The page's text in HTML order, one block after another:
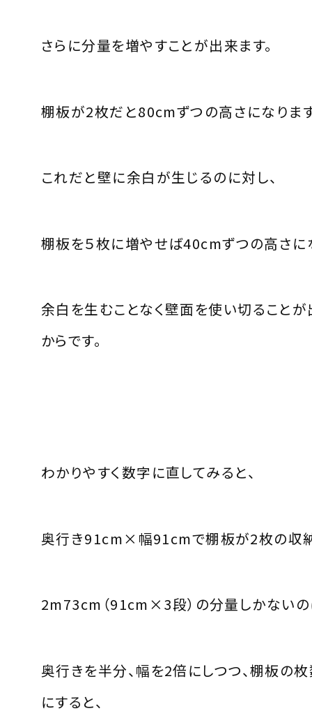
さらに分量を増やすことが出来ます。
棚板が2枚だと80cmずつの高さになりま
これだと壁に余白が生じるのに対し、
棚板を５枚に増やせば40cmずつの高さに
余白を生むことなく壁面を使い切ること
からです。
わかりやすく数字に直してみると、
奥行き91cm×幅91cmで棚板が2枚の収
2m73cm（91cm×3段）の分量しかないの
奥行きを半分、幅を2倍にしつつ、棚板の
にすると、